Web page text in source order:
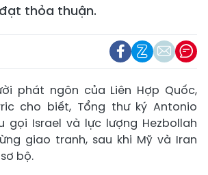
thỏa thuận.
phát ngôn của Liên Hợp Quốc,
cho biết, Tổng thư ký Antonio
gọi Israel và lực lượng Hezbollah
giao tranh, sau khi Mỹ và Iran
bộ.